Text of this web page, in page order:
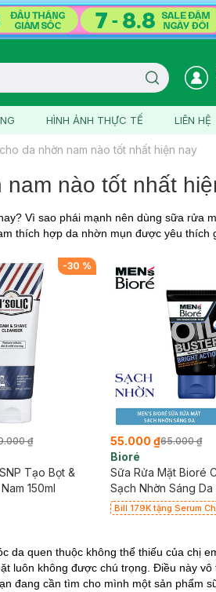
Search icon
HÌNH ẢNH THỰC TẾ LIÊN HỆ
da nhờn nam nào tốt nhất hiện nay
nào tốt nhất
Vì sao phái mạnh nên dùng sữa rửa
thích hợp da nhờn mụn được yêu thích
-30 %
₫
Tạo Bọt &
150ml
55.000 ₫65.000 ₫
Bioré
Sữa Rửa Mặt Bioré
Sạch Nhờn Sáng Da
Bill 179K tặng Serum
da quen thuộc không thể thiếu của chị
luôn không được chú trọng. Điều này vô
đang cần tìm cho mình một sản phẩm